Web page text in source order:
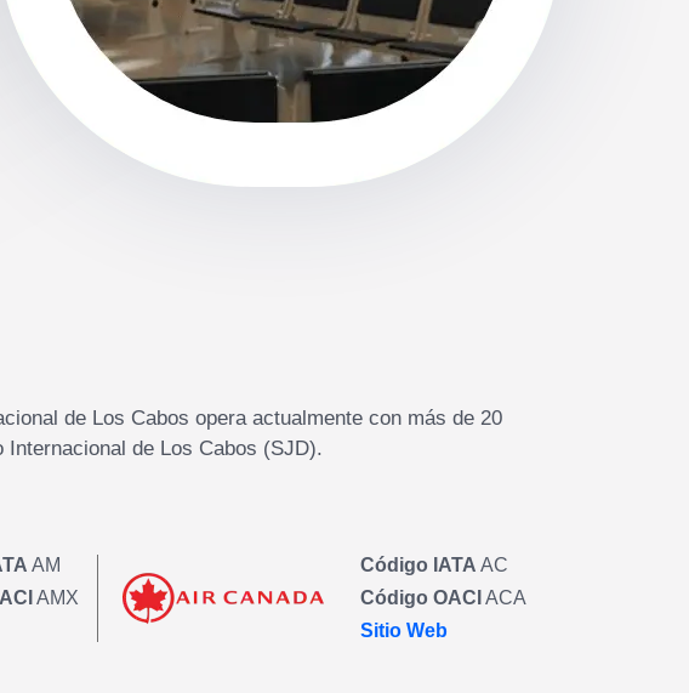
de Los Cabos opera actualmente con más de 20
de Los Cabos (SJD).
AM
AMX
Código IATA AC
Código OACI ACA
Sitio Web